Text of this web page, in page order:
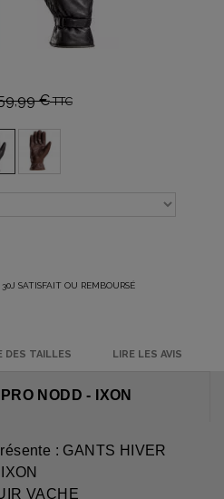
€TTC
30J SATISFAIT OU REMBOURSÉ
DES TAILLES LIRE LES AVIS
NODD - IXON
: GANTS HIVER
VACHE